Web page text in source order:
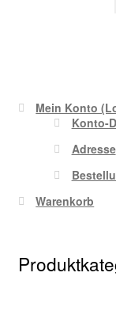
Mein Konto
Konto-
Adresse
Warenkorb